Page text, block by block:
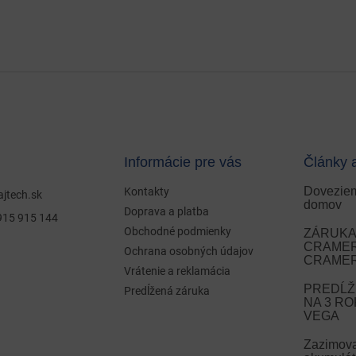
915 144
Informácie pre vás
Kontakty
Doprava a platba
Obchodné podmienky
Ochrana osobných údajov
Vrátenie a reklamácia
Predĺžená záruka
Články
domov
NA 3
VEGA